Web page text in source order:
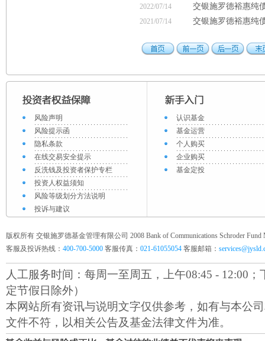
2022/07/14 交银施罗德裕惠纯
2021/07/14 交银施罗德裕惠纯
风险声明
风险提示函
隐私条款
在线交易安全提示
反洗钱及投资者保护专栏
投资人权益须知
风险等级划分方法说明
投诉与建议
认识基金
基金运营
个人购买
企业购买
基金定投
版权所有 交银施罗德基金管理有限公司 2008 Bank of Communications Schroder Fund
客服及投诉热线： 400-700-5000 客服传真： 021-61055054 客服邮箱：
人工服务时间：每周一至周五，上午08:45 - 12:00；
定节假日除外）
本网站所有资讯与说明文字仅供参考，如有与本公
文件不符，以相关公告及基金法律文件为准。